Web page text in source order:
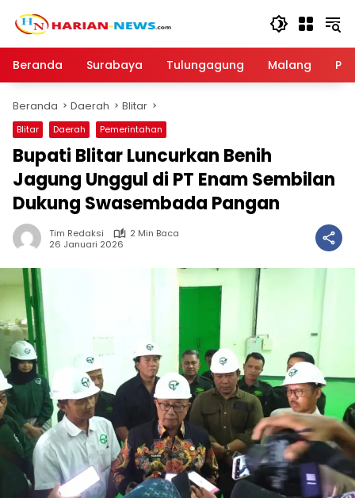
Beranda
Surabaya Tulungagung Malang
Beranda Daerah Blitar
Blitar Daerah Pemerintahan
Bupati Blitar Luncurkan Benih
Jagung Unggul di PT Enam Sembilan
Dukung Swasembada Pangan
Tim Redaksi
2 Min Baca
26 Januari 2026